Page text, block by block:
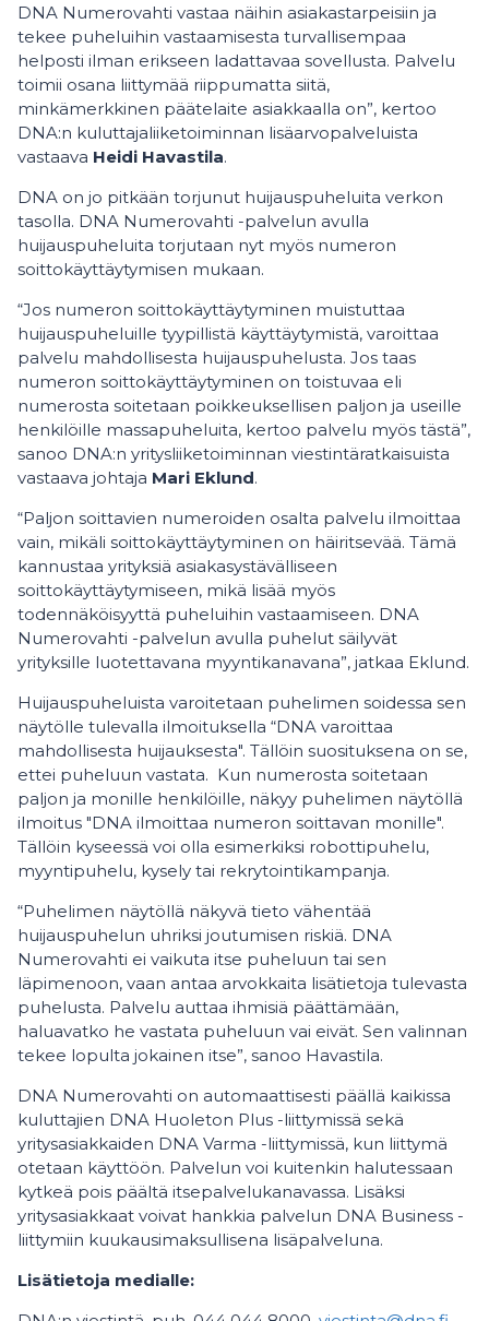
DNA Numerovahti vastaa näihin asiakastarpeisiin ja
tekee puheluihin vastaamisesta turvallisempaa
helposti ilman erikseen ladattavaa sovellusta. Palvelu
toimii osana liittymää riippumatta siitä,
minkämerkkinen päätelaite asiakkaalla on”, kertoo
DNA:n kuluttajaliiketoiminnan lisäarvopalveluista
vastaava Heidi Havastila.
DNA on jo pitkään torjunut huijauspuheluita verkon
tasolla. DNA Numerovahti -palvelun avulla
huijauspuheluita torjutaan nyt myös numeron
soittokäyttäytymisen mukaan.
“Jos numeron soittokäyttäytyminen muistuttaa
huijauspuheluille tyypillistä käyttäytymistä, varoittaa
palvelu mahdollisesta huijauspuhelusta. Jos taas
numeron soittokäyttäytyminen on toistuvaa eli
numerosta soitetaan poikkeuksellisen paljon ja useille
henkilöille massapuheluita, kertoo palvelu myös tästä”,
sanoo DNA:n yritysliiketoiminnan viestintäratkaisuista
vastaava johtaja Mari Eklund.
“Paljon soittavien numeroiden osalta palvelu ilmoittaa
vain, mikäli soittokäyttäytyminen on häiritsevää. Tämä
kannustaa yrityksiä asiakasystävälliseen
soittokäyttäytymiseen, mikä lisää myös
todennäköisyyttä puheluihin vastaamiseen. DNA
Numerovahti -palvelun avulla puhelut säilyvät
yrityksille luotettavana myyntikanavana”, jatkaa Eklund.
Huijauspuheluista varoitetaan puhelimen soidessa sen
näytölle tulevalla ilmoituksella “DNA varoittaa
mahdollisesta huijauksesta". Tällöin suosituksena on se,
ettei puheluun vastata. Kun numerosta soitetaan
paljon ja monille henkilöille, näkyy puhelimen näytöllä
ilmoitus "DNA ilmoittaa numeron soittavan monille".
Tällöin kyseessä voi olla esimerkiksi robottipuhelu,
myyntipuhelu, kysely tai rekrytointikampanja.
“Puhelimen näytöllä näkyvä tieto vähentää
huijauspuhelun uhriksi joutumisen riskiä. DNA
Numerovahti ei vaikuta itse puheluun tai sen
läpimenoon, vaan antaa arvokkaita lisätietoja tulevasta
puhelusta. Palvelu auttaa ihmisiä päättämään,
haluavatko he vastata puheluun vai eivät. Sen valinnan
tekee lopulta jokainen itse”, sanoo Havastila.
DNA Numerovahti on automaattisesti päällä kaikissa
kuluttajien DNA Huoleton Plus -liittymissä sekä
yritysasiakkaiden DNA Varma -liittymissä, kun liittymä
otetaan käyttöön. Palvelun voi kuitenkin halutessaan
kytkeä pois päältä itsepalvelukanavassa. Lisäksi
yritysasiakkaat voivat hankkia palvelun DNA Business -
liittymiin kuukausimaksullisena lisäpalveluna.
Lisätietoja medialle: